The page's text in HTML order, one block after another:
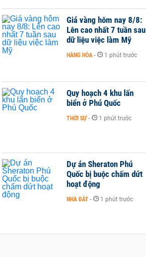
Giá vàng hôm nay 8/8:
Lên cao nhất 7 tuần sau
dữ liệu việc làm Mỹ
HÀNG HÓA - 1 phút trước
Quy hoạch 4 khu lấn
biển ở Phú Quốc
THỜI SỰ - 1 phút trước
Dự án Sheraton Phú
Quốc bị buộc chấm dứt
hoạt động
NHÀ ĐẤT - 1 phút trước